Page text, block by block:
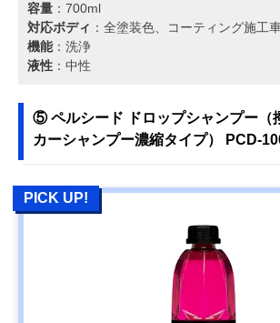
容量 ：700ml
対応ボディ ：全塗装色、コーティング施工
機能：洗浄
液性 ：中性
⑤ ペルシード ドロップシャンプー（
カーシャンプー濃縮タイプ） PCD-
PICK UP!